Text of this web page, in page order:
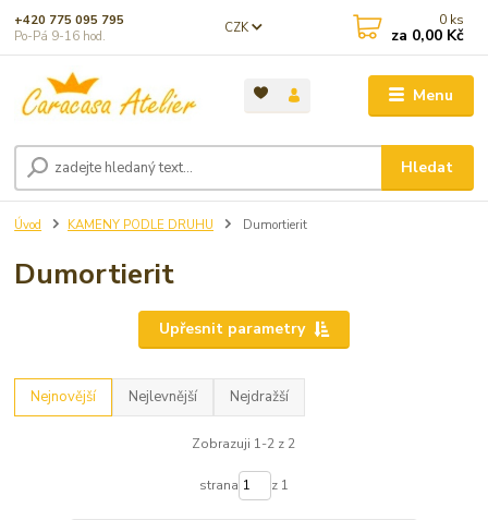
Menu
CZK
Hledat
+420 775 095 795
Po-Pá 9-16 hod.
0 ks
za 0,00 Kč
Úvod KAMENY PODLE DRUHU Dumortierit
Dumortierit
Upřesnit parametry
Nejnovější Nejlevnější Nejdražší
Zobrazuji 1-2 z 2
strana z 1